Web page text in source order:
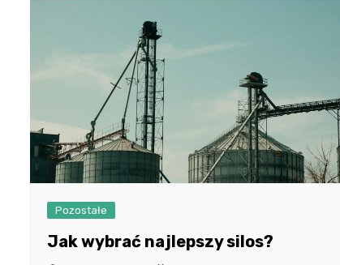
Pozostałe
Jak wybrać najlepszy silos?